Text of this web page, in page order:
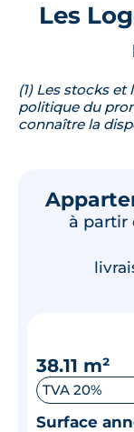
Les
(1) Les stocks
politique du
connaître la
à partir
38.11 m²
TVA 20%
Surface